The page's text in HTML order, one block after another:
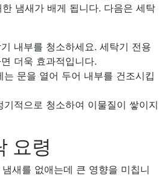
냄새가 배게 됩니다. 다음은 세탁
내부를 청소하세요. 세탁기 전용
더욱 효과적입니다.
는 문을 열어 두어 내부를 건조시킵
기적으로 청소하여 이물질이 쌓이지
요령
새를 없애는데 큰 영향을 미칩니